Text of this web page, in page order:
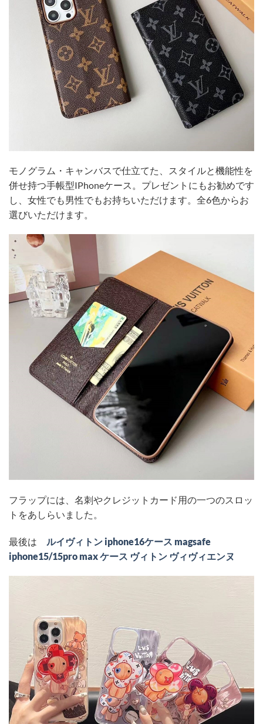
モノグラム・キャンバスで仕立てた、スタイルと機能性を
併せ持つ手帳型IPhoneケース。プレゼントにもお勧めです
し、女性でも男性でもお持ちいただけます。全6色からお
選びいただけます。
フラップには、名刺やクレジットカード用の一つのスロッ
トをあしらいました。
最後は ルイヴィトン iphone16ケース magsafe
iphone15/15pro max ケース ヴィトン ヴィヴィエンヌ